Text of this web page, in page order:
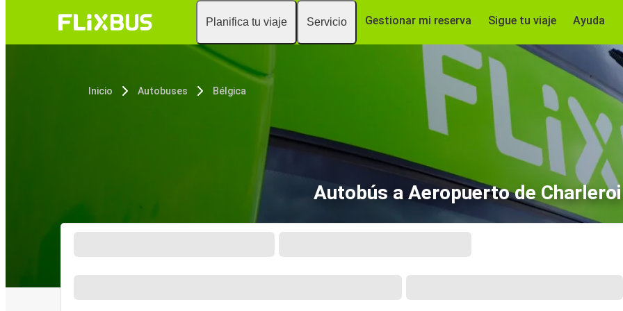
Planifica tu viaje Servicio Gestionar mi reserva Sigue tu viaje Ayuda
Inicio Autobuses Bélgica
Autobús a Aeropuerto de Charleroi